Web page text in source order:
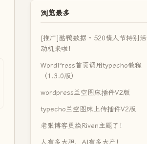
浏览最多
[推广]酷鸭数据 · 520情人节特别活
动机来啦！
WordPress首页调用typecho教程
（1.3.0版）
wordpress兰空图床插件V2版
typecho兰空图床上传插件V2版
老张博客更换Riven主题了！
人有多大胆，AI有多大产！